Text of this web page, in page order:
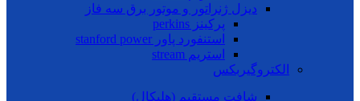
دیزل ژنراتور و موتور برق سه فاز
پرکینز perkins
استنفورد پاور stanford power
استریم stream
الکتروگیربکس
شافت مستقیم (هلیکال)